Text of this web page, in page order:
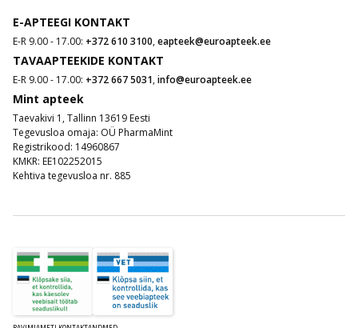
E-APTEEGI KONTAKT
E-R 9.00 - 17.00: +372 610 3100,eapteek@euroapteek.ee
TAVAAPTEEKIDE KONTAKT
E-R 9.00 - 17.00: +372 667 5031,info@euroapteek.ee
Mint apteek
Taevakivi 1, Tallinn 13619 Eesti
Tegevusloa omaja: OÜ PharmaMint
Registrikood: 14960867
KMKR: EE102252015
Kehtiva tegevusloa nr. 885